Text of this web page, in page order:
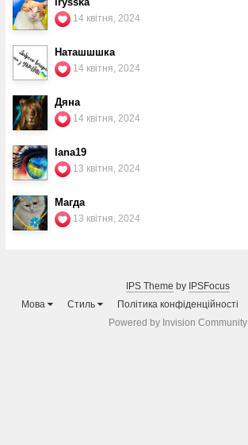
14 квітня, 2024
Наташшшка
14 квітня, 2024
Дяна
14 квітня, 2024
lana19
13 квітня, 2024
Магда
13 квітня, 2024
IPS Theme by IPSFocus
Мова
Стиль Політика конфіденційності
Powered by Invision Community